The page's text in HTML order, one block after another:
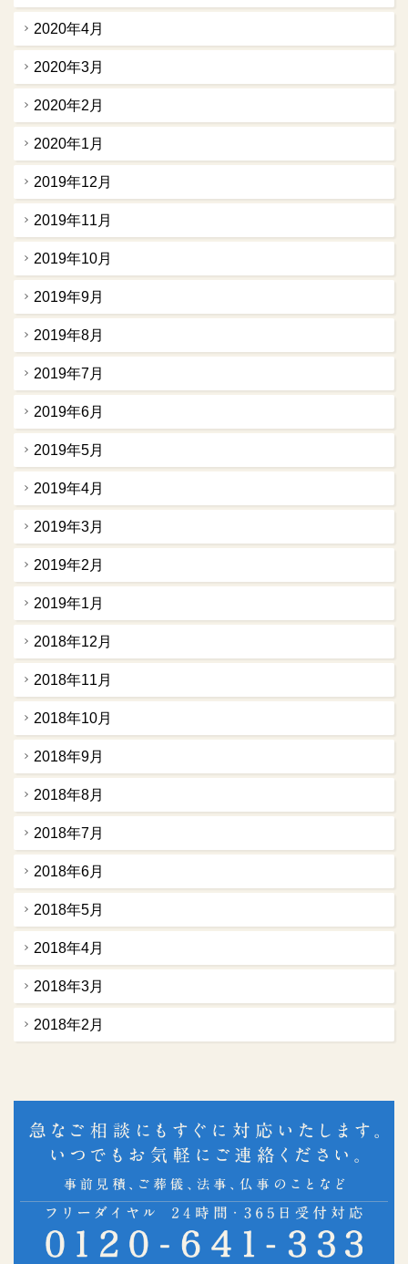
2020年4月
2020年3月
2020年2月
2020年1月
2019年12月
2019年11月
2019年10月
2019年9月
2019年8月
2019年7月
2019年6月
2019年5月
2019年4月
2019年3月
2019年2月
2019年1月
2018年12月
2018年11月
2018年10月
2018年9月
2018年8月
2018年7月
2018年6月
2018年5月
2018年4月
2018年3月
2018年2月